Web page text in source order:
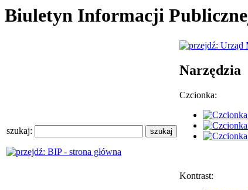
Biuletyn Informacji
szukaj:
Narzędzia
Czcionka:
Kontrast: